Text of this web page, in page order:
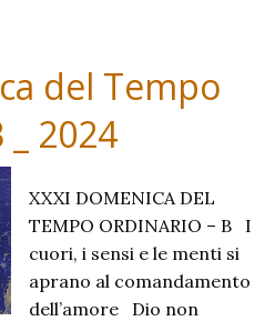
del Tempo
2024
XXXI DOMENICA DEL
TEMPO ORDINARIO – B I
cuori, i sensi e le menti si
aprano al comandamento
dell’amore Dio non